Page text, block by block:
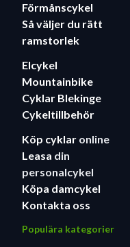
Förmånscykel
Så väljer du rätt
ramstorlek
Elcykel
Mountainbike
Cyklar Blekinge
Cykeltillbehör
Köp cyklar online
Leasa din
personalcykel
Köpa damcykel
Kontakta oss
Populära kategorier